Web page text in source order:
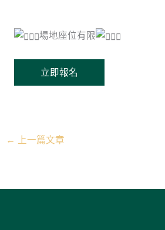
場地座位有限
立即報名
← 上一篇文章